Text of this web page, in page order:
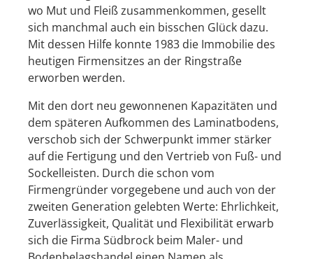
wo Mut und Fleiß zusammenkommen, gesellt
sich manchmal auch ein bisschen Glück dazu.
Mit dessen Hilfe konnte 1983 die Immobilie des
heutigen Firmensitzes an der Ringstraße
erworben werden.
Mit den dort neu gewonnenen Kapazitäten und
dem späteren Aufkommen des Laminatbodens,
verschob sich der Schwerpunkt immer stärker
auf die Fertigung und den Vertrieb von Fuß- und
Sockelleisten. Durch die schon vom
Firmengründer vorgegebene und auch von der
zweiten Generation gelebten Werte: Ehrlichkeit,
Zuverlässigkeit, Qualität und Flexibilität erwarb
sich die Firma Südbrock beim Maler- und